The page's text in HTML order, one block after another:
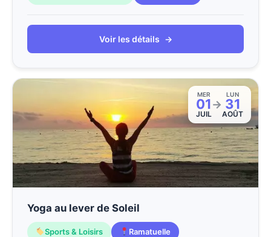
Voir les détails →
MER
01
JUIL
→
LUN
31
AOÛT
Yoga au lever de Soleil
Sports & Loisirs Ramatuelle